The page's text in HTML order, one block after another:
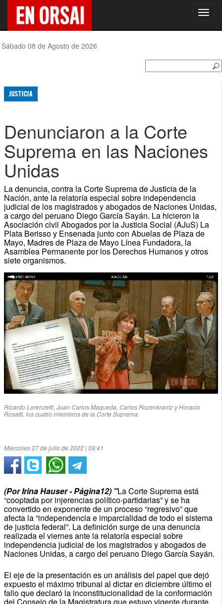
Sábado 08 de Agosto de 2026
JUSTICIA
Denunciaron a la Corte
Suprema en las Naciones
Unidas
La denuncia, contra la Corte Suprema de Justicia de la
Nación, ante la relatoría especial sobre independencia
judicial de los magistrados y abogados de Naciones Unidas,
a cargo del peruano Diego García Sayán. La hicieron la
Asociación civil Abogados por la Justicia Social (AJuS) La
Plata Berisso y Ensenada junto con Abuelas de Plaza de
Mayo, Madres de Plaza de Mayo Línea Fundadora, la
Asamblea Permanente por los Derechos Humanos y otros
siete organismos.
Ricardo Lorenzetti, Juan Carlos Maqueda, Carlos Rozenkrantz y Horacio
Rosatti, los cuatro miembros de la Corte Suprema.
Miercoles 27 de julio de 2022 | 09:41
(Por Irina Hauser - Página12) "La Corte Suprema está
“cooptada por injerencias político-partidarias” y se ha
convertido en exponente de un proceso “regresivo” que
afecta la “independencia e imparcialidad de todo el sistema
de justicia federal”. La definición surge de una denuncia
realizada el viernes ante la relatoría especial sobre
independencia judicial de los magistrados y abogados de
Naciones Unidas, a cargo del peruano Diego García Sayán.
El eje de la presentación es un análisis del papel que dejó
expuesto el máximo tribunal al dictar en diciembre último el
fallo que declaró la inconstitucionalidad de la conformación